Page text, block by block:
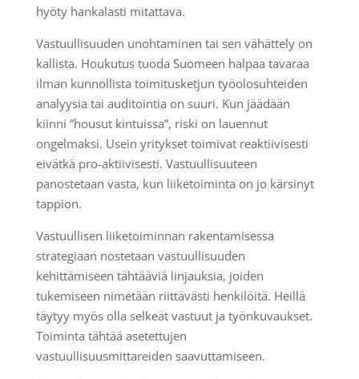
hyöty hankalasti mitattava.
Vastuullisuuden unohtaminen tai sen vähättely on
kallista. Houkutus tuoda Suomeen halpaa tavaraa
ilman kunnollista toimitusketjun työolosuhteiden
analyysia tai auditointia on suuri. Kun jäädään
kiinni ”housut kintuissa”, riski on lauennut
ongelmaksi. Usein yritykset toimivat reaktiivisesti
eivätkä pro-aktiivisesti. Vastuullisuuteen
panostetaan vasta, kun liiketoiminta on jo kärsinyt
tappion.
Vastuullisen liiketoiminnan rakentamisessa
strategiaan nostetaan vastuullisuuden
kehittämiseen tähtääviä linjauksia, joiden
tukemiseen nimetään riittävästi henkilöitä. Heillä
täytyy myös olla selkeät vastuut ja työnkuvaukset.
Toiminta tähtää asetettujen
vastuullisuusmittareiden saavuttamiseen.